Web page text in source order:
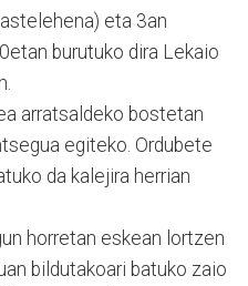
eta 3an
burutuko dira Lekaio
arratsaldeko bostetan
egiteko. Ordubete
da kalejira herrian
horretan eskean lortzen
bildutakoari batuko zaio